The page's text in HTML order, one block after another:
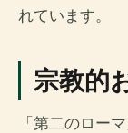
れています。
宗教的
「第二のロー